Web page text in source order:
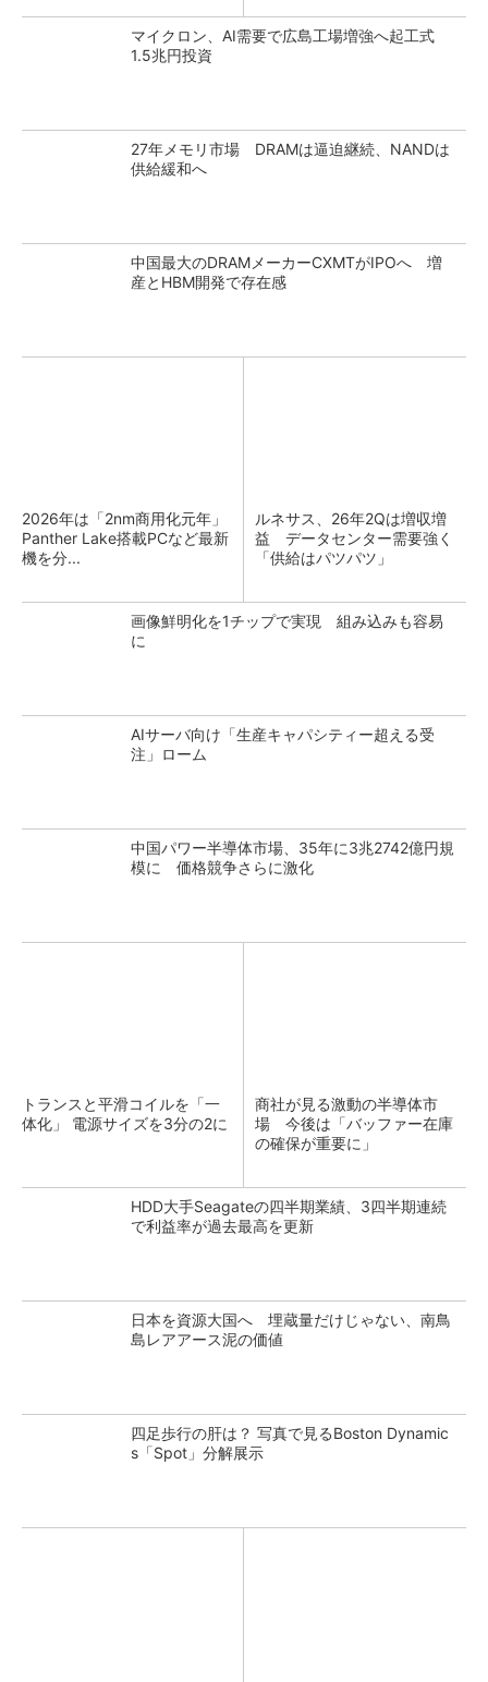
マイクロン、AI需要で広島工場増強へ起工式
1.5兆円投資
27年メモリ市場 DRAMは逼迫継続、NANDは
供給緩和へ
中国最大のDRAMメーカーCXMTがIPOへ 増
産とHBM開発で存在感
2026年は「2nm商用化元年」
Panther Lake搭載PCなど最新
機を分...
ルネサス、26年2Qは増収増
益 データセンター需要強く
「供給はパツパツ」
画像鮮明化を1チップで実現 組み込みも容易
に
AIサーバ向け「生産キャパシティー超える受
注」ローム
中国パワー半導体市場、35年に3兆2742億円規
模に 価格競争さらに激化
トランスと平滑コイルを「一
体化」 電源サイズを3分の2に
商社が見る激動の半導体市
場 今後は「バッファー在庫
の確保が重要に」
HDD大手Seagateの四半期業績、3四半期連続
で利益率が過去最高を更新
日本を資源大国へ 埋蔵量だけじゃない、南鳥
島レアアース泥の価値
四足歩行の肝は？ 写真で見るBoston Dynamic
s「Spot」分解展示